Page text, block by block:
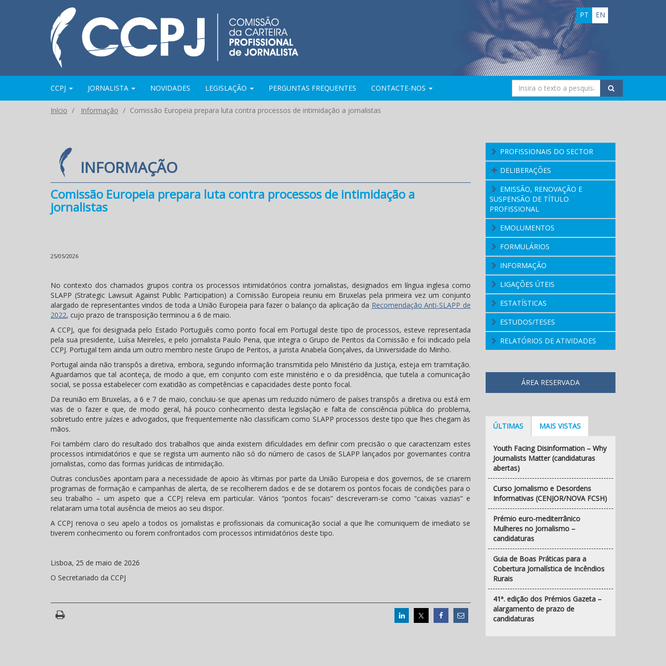
EN
PT
CCPJ JORNALISTA NOVIDADES LEGISLAÇÃO PERGUNTAS FREQUENTES CONTACTE-NOS
Início Informação Comissão Europeia prepara luta contra processos de intimidação a jornalistas
INFORMAÇÃO
Comissão Europeia prepara luta contra processos de intimidação a
jornalistas
25/05/2026
No contexto dos chamados grupos contra os processos intimidatórios contra jornalistas, designados em língua inglesa como
SLAPP (Strategic Lawsuit Against Public Participation) a Comissão Europeia reuniu em Bruxelas pela primeira vez um conjunto
alargado de representantes vindos de toda a União Europeia para fazer o balanço da aplicação da Recomendação Anti-SLAPP de
2022, cujo prazo de transposição terminou a 6 de maio.
A CCPJ, que foi designada pelo Estado Português como ponto focal em Portugal deste tipo de processos, esteve representada
pela sua presidente, Luísa Meireles, e pelo jornalista Paulo Pena, que integra o Grupo de Peritos da Comissão e foi indicado pela
CCPJ. Portugal tem ainda um outro membro neste Grupo de Peritos, a jurista Anabela Gonçalves, da Universidade do Minho.
Portugal ainda não transpôs a diretiva, embora, segundo informação transmitida pelo Ministério da Justiça, esteja em tramitação.
Aguardamos que tal aconteça, de modo a que, em conjunto com este ministério e o da presidência, que tutela a comunicação
social, se possa estabelecer com exatidão as competências e capacidades deste ponto focal.
Da reunião em Bruxelas, a 6 e 7 de maio, concluiu-se que apenas um reduzido número de países transpôs a diretiva ou está em
vias de o fazer e que, de modo geral, há pouco conhecimento desta legislação e falta de consciência pública do problema,
sobretudo entre juízes e advogados, que frequentemente não classificam como SLAPP processos deste tipo que lhes chegam às
mãos.
Foi também claro do resultado dos trabalhos que ainda existem dificuldades em definir com precisão o que caracterizam estes
processos intimidatórios e que se regista um aumento não só do número de casos de SLAPP lançados por governantes contra
jornalistas, como das formas jurídicas de intimidação.
Outras conclusões apontam para a necessidade de apoio às vítimas por parte da União Europeia e dos governos, de se criarem
programas de formação e campanhas de alerta, de se recolherem dados e de se dotarem os pontos focais de condições para o
seu trabalho – um aspeto que a CCPJ releva em particular. Vários “pontos focais” descreveram-se como “caixas vazias” e
relataram uma total ausência de meios ao seu dispor.
A CCPJ renova o seu apelo a todos os jornalistas e profissionais da comunicação social a que lhe comuniquem de imediato se
tiverem conhecimento ou forem confrontados com processos intimidatórios deste tipo.
Lisboa, 25 de maio de 2026
O Secretariado da CCPJ
PROFISSIONAIS DO SECTOR
DELIBERAÇÕES
EMISSÃO, RENOVAÇÃO E
SUSPENSÃO DE TÍTULO
PROFISSIONAL
EMOLUMENTOS
FORMULÁRIOS
INFORMAÇÃO
LIGAÇÕES ÚTEIS
ESTATÍSTICAS
ESTUDOS/TESES
RELATÓRIOS DE ATIVIDADES
ÁREA RESERVADA
ÚLTIMAS MAIS VISTAS
Youth Facing Disinformation – Why
Journalists Matter (candidaturas
abertas)
Curso Jornalismo e Desordens
Informativas (CENJOR/NOVA FCSH)
Prémio euro-mediterrânico
Mulheres no Jornalismo –
candidaturas
Guia de Boas Práticas para a
Cobertura Jornalística de Incêndios
Rurais
41ª. edição dos Prémios Gazeta –
alargamento de prazo de
candidaturas